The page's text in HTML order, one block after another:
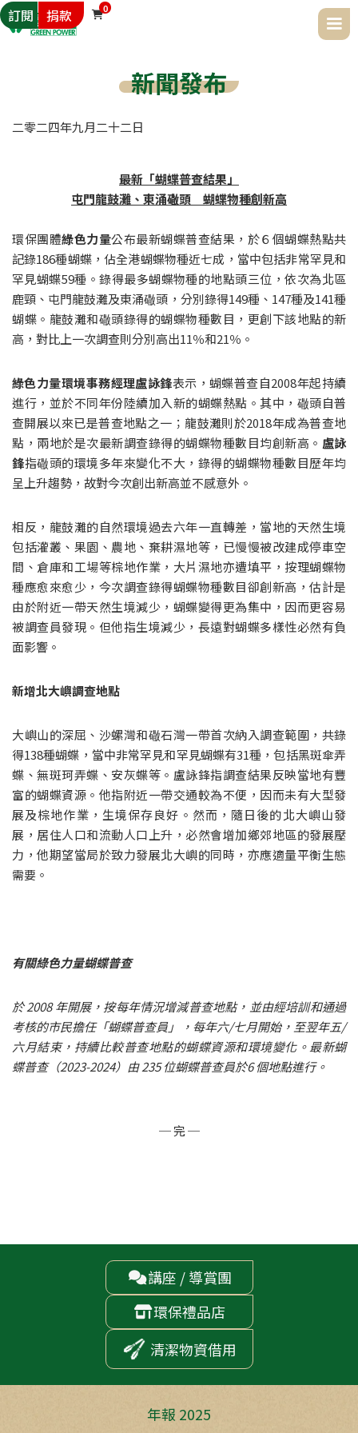
訂閱 捐款 
0
新聞發布
二零二四年九月二十二日
最新「蝴蝶普查結果」
屯門龍鼓灘、東涌䃟頭　蝴蝶物種創新高
環保團體綠色力量公布最新蝴蝶普查結果，於６個蝴蝶熱點共
記錄186種蝴蝶，佔全港蝴蝶物種近七成，當中包括非常罕見和
罕見蝴蝶59種。錄得最多蝴蝶物種的地點頭三位，依次為北區
鹿頸、屯門龍鼓灘及東涌䃟頭，分別錄得149種、147種及141種
蝴蝶。龍鼓灘和䃟頭錄得的蝴蝶物種數目，更創下該地點的新
高，對比上一次調查則分別高出11％和21％。
綠色力量環境事務經理盧詠鋒表示，蝴蝶普查自2008年起持續
進行，並於不同年份陸續加入新的蝴蝶熱點。其中，䃟頭自普
查開展以來已是普查地點之一；龍鼓灘則於2018年成為普查地
點，兩地於是次最新調查錄得的蝴蝶物種數目均創新高。 盧詠
鋒指䃟頭的環境多年來變化不大，錄得的蝴蝶物種數目歷年均
呈上升趨勢，故對今次創出新高並不感意外。
相反，龍鼓灘的自然環境過去六年一直轉差，當地的天然生境
包括灌叢、果園、農地、棄耕濕地等，已慢慢被改建成停車空
間、倉庫和工場等棕地作業，大片濕地亦遭填平，按理蝴蝶物
種應愈來愈少，今次調查錄得蝴蝶物種數目卻創新高，估計是
由於附近一帶天然生境減少，蝴蝶變得更為集中，因而更容易
被調查員發現。但他指生境減少，長遠對蝴蝶多樣性必然有負
面影響。
新增北大嶼調查地點
大嶼山的深屈、沙螺灣和䃟石灣一帶首次納入調查範圍，共錄
得138種蝴蝶，當中非常罕見和罕見蝴蝶有31種，包括黑斑傘弄
蝶、無斑珂弄蝶、安灰蝶等。盧詠鋒指調查結果反映當地有豐
富的蝴蝶資源。他指附近一帶交通較為不便，因而未有大型發
展及棕地作業，生境保存良好。然而，隨日後的北大嶼山發
展，居住人口和流動人口上升，必然會增加鄉郊地區的發展壓
力，他期望當局於致力發展北大嶼的同時，亦應適量平衡生態
需要。
有關綠色力量蝴蝶普查
於 2008 年開展，按每年情況增減普查地點，並由經培訓和通過
考核的市民擔任「蝴蝶普查員」，每年六/七月開始，至翌年五/
六月結束，持續比較普查地點的蝴蝶資源和環境變化。最新蝴
蝶普查（2023-2024）由 235 位蝴蝶普查員於6 個地點進行。
─ 完 ─
講座 / 導賞團
環保禮品店
清潔物資借用
年報 2025